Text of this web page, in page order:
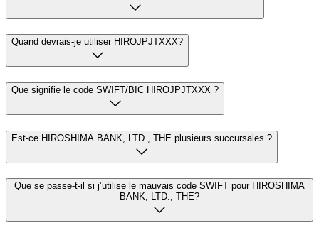
Quand devrais-je utiliser HIROJPJTXXX?
Que signifie le code SWIFT/BIC HIROJPJTXXX ?
Est-ce HIROSHIMA BANK, LTD., THE plusieurs succursales ?
Que se passe-t-il si j’utilise le mauvais code SWIFT pour HIROSHIMA
BANK, LTD., THE?